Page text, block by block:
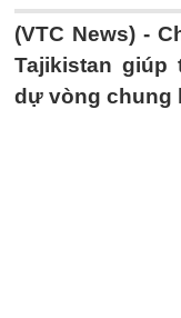
(VTC News) -
Tajikistan giúp
dự vòng chung